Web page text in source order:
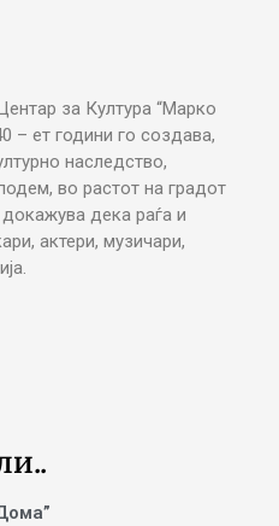
за Култура “Марко
– ет години го создава,
наследство,
во растот на градот
дека раѓа и
актери, музичари,